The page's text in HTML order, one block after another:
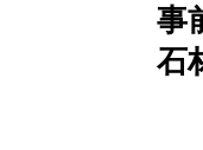
事
石